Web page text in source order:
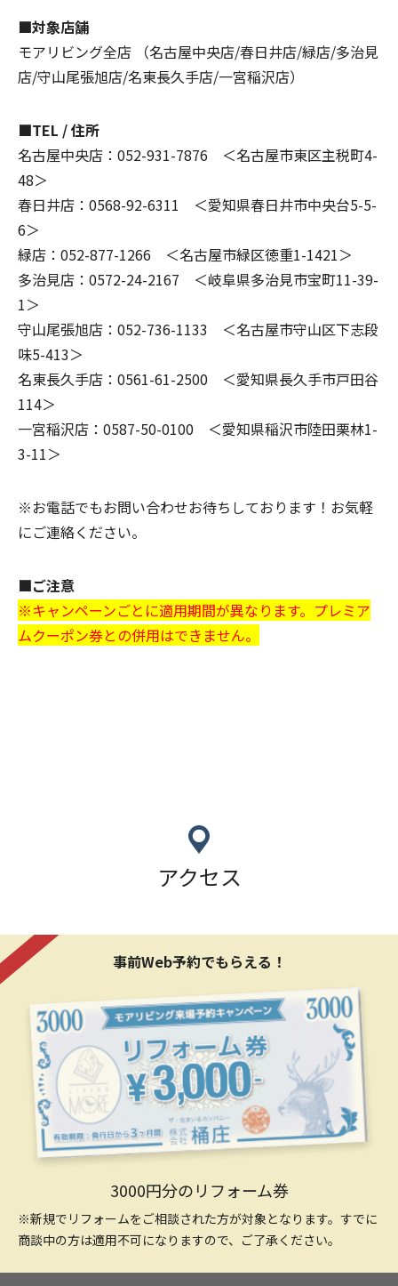
■対象店舗
モアリビング全店 （名古屋中央店/春日井店/緑店/多治見
店/守山尾張旭店/名東長久手店/一宮稲沢店）
■TEL / 住所
名古屋中央店：052-931-7876 ＜名古屋市東区主税町4-
48＞
春日井店：0568-92-6311 ＜愛知県春日井市中央台5-5-
6＞
緑店：052-877-1266 ＜名古屋市緑区徳重1-1421＞
多治見店：0572-24-2167 ＜岐阜県多治見市宝町11-39-
1＞
守山尾張旭店：052-736-1133 ＜名古屋市守山区下志段
味5-413＞
名東長久手店：0561-61-2500 ＜愛知県長久手市戸田谷
114＞
一宮稲沢店：0587-50-0100 ＜愛知県稲沢市陸田栗林1-
3-11＞
※お電話でもお問い合わせお待ちしております！お気軽
にご連絡ください。
■ご注意
※キャンペーンごとに適用期間が異なります。プレミア
ムクーポン券との併用はできません。
アクセス
事前Web予約でもらえる！
3000円分のリフォーム券
※新規でリフォームをご相談された方が対象となります。すでに
商談中の方は適用不可になりますので、ご了承ください。